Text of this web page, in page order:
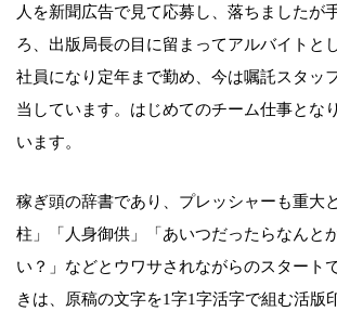
人を新聞広告で見て応募し、落ちましたが
ろ、出版局長の目に留まってアルバイトと
社員になり定年まで勤め、今は嘱託スタッ
当しています。はじめてのチーム仕事とな
います。
稼ぎ頭の辞書であり、プレッシャーも重大
柱」「人身御供」「あいつだったらなんと
い？」などとウワサされながらのスタート
きは、原稿の文字を1字1字活字で組む活版